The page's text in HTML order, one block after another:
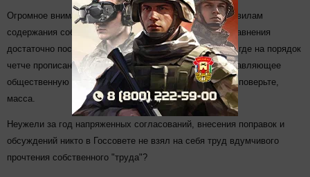
Огромное внимание уделено регистрации, учету и правилам
содержания собак, но упущено все остальное. Для сравнения
достаточно посмотретьзакон г. Москва "О животных", где на порядок
четче прописано не только понятие "животное, представляющее
общественную опасность", но и другие вопросы, а их, поверьте,
масса.
Неужели за год напряженных согласований, внесения поправок и
обсуждений никто в Госсовете не взял на себя труд вдумчивого
прочтения собственного "труда"?